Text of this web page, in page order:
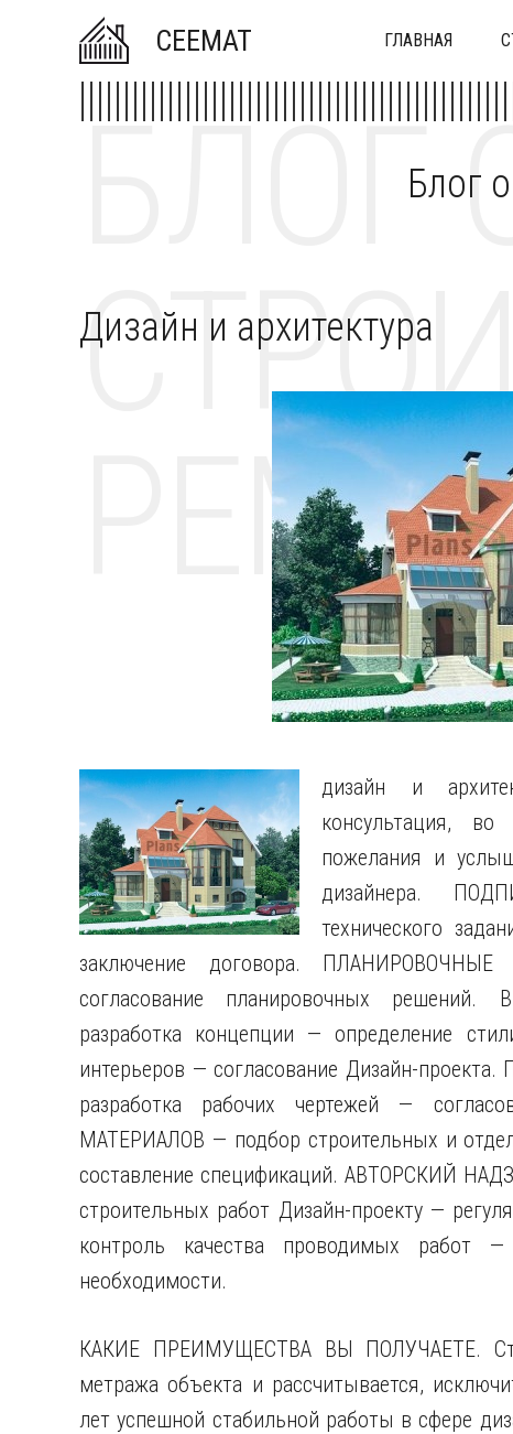
CEEMAT ГЛАВНАЯ
Блог
БЛОГ
Дизайн и архитектура
дизайн и
консультация,
пожелания и
дизайнера.
технического
заключение договора.
согласование планировочных
разработка концепции — определение
интерьеров — согласование Дизайн-
разработка рабочих чертежей —
МАТЕРИАЛОВ — подбор строительных и
составление спецификаций. АВТОРСКИЙ
строительных работ Дизайн-проекту —
контроль качества проводимых работ —
необходимости.
КАКИЕ ПРЕИМУЩЕСТВА ВЫ ПОЛУЧАЕТЕ.
метража объекта и рассчитывается,
лет успешной стабильной работы в сфере